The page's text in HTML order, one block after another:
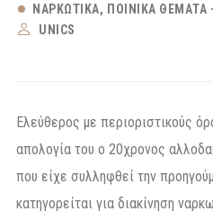
ΝΑΡΚΩΤΙΚΆ
ΠΟΙΝΙΚΆ ΘΈΜΑΤΑ
UNICS
Ελεύθερος με περιοριστικούς
απολογία του ο 20χρονος
που είχε συλληφθεί την
κατηγορείται για διακίνηση